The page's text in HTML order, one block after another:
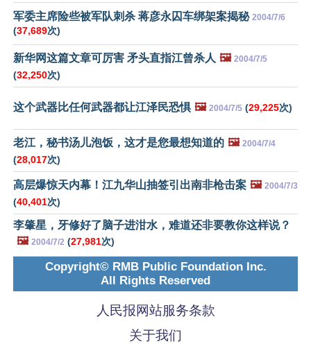
军委主席险些被军队刺杀 蒋彦永囚车绑架案揭秘 2004/7/6
(37,689次)
新华网这篇文章可厉害 矛头直指江曾杀人 🖼️ 2004/7/5
(32,250次)
这个武器比任何武器都让江泽民恐惧 🖼️ 2004/7/5 (29,225次)
老江，秘书汤儿泡饭，这才是您最想知道的 🖼️ 2004/7/4
(28,017次)
高层爆惊天内幕！江九华山抽签引出南非枪击案 🖼️ 2004/7/3
(40,401次)
李肇星，牙修好了脑子进泔水，难道还非要教你这样说？
🖼️ 2004/7/2 (27,981次)
Copyright© RMB Public Foundation Inc.
All Rights Reserved
人民报网站服务条款
关于我们